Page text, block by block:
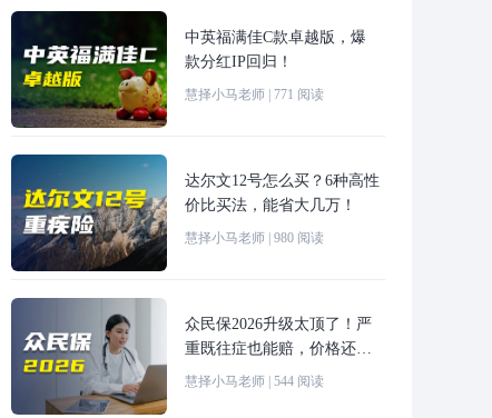
中英福满佳C款卓越版，爆
款分红IP回归！
慧择小马老师 771 阅读
达尔文12号怎么买？6种高性
价比买法，能省大几万！
慧择小马老师 980 阅读
众民保2026升级太顶了！严
重既往症也能赔，价格还更
便宜！
慧择小马老师 544 阅读